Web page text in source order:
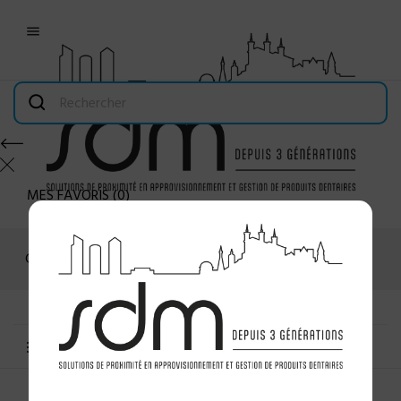

MES FAVORIS(0)
Connexion
MENU